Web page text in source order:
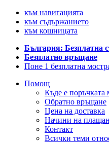
към навигацията
към съдържанието
към кошницата
България: Безплатна
Безплатно връщане
Поне 1 безплатна
Помощ
Къде е поръчката
Обратно връщане
Цена на доставка
Начини на
Контакт
Всички теми